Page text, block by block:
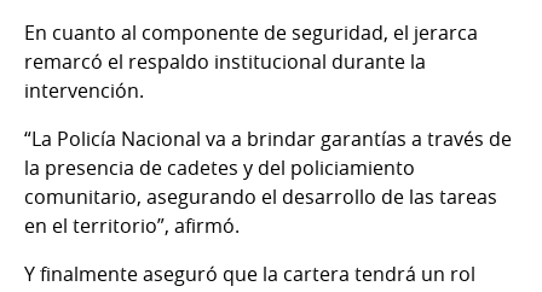
En cuanto al componente de seguridad, el jerarca
remarcó el respaldo institucional durante la
intervención.
“La Policía Nacional va a brindar garantías a través de
la presencia de cadetes y del policiamiento
comunitario, asegurando el desarrollo de las tareas
en el territorio”, afirmó.
Y finalmente aseguró que la cartera tendrá un rol